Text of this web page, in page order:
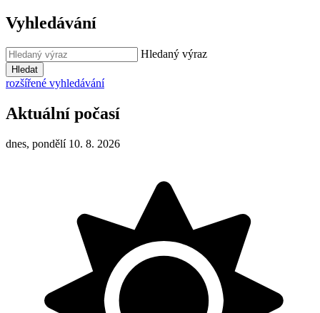
Vyhledávání
Hledaný výraz
Hledat
rozšířené vyhledávání
Aktuální počasí
dnes, pondělí 10. 8. 2026